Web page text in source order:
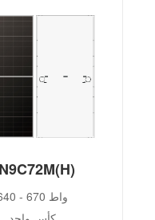
640 - 670 واط